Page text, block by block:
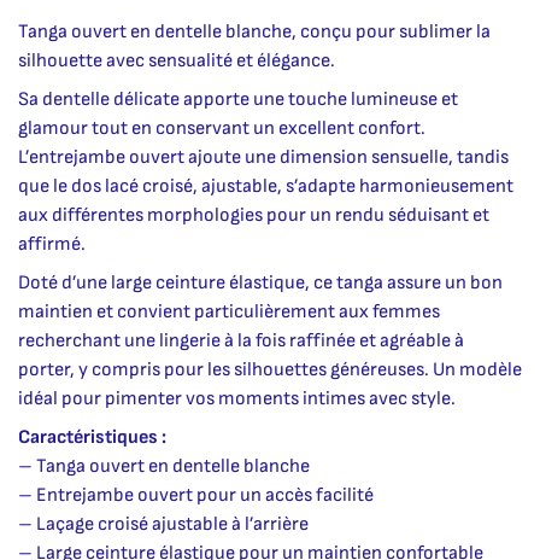
Tanga ouvert en dentelle blanche, conçu pour sublimer la
silhouette avec sensualité et élégance.
Sa dentelle délicate apporte une touche lumineuse et
glamour tout en conservant un excellent confort.
L’entrejambe ouvert ajoute une dimension sensuelle, tandis
que le dos lacé croisé, ajustable, s’adapte harmonieusement
aux différentes morphologies pour un rendu séduisant et
affirmé.
Doté d’une large ceinture élastique, ce tanga assure un bon
maintien et convient particulièrement aux femmes
recherchant une lingerie à la fois raffinée et agréable à
porter, y compris pour les silhouettes généreuses. Un modèle
idéal pour pimenter vos moments intimes avec style.
Caractéristiques :
– Tanga ouvert en dentelle blanche
– Entrejambe ouvert pour un accès facilité
– Laçage croisé ajustable à l’arrière
– Large ceinture élastique pour un maintien confortable